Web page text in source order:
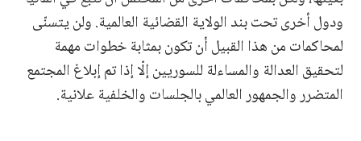
ودول أخرى تحت بند الولاية القضائية العالمية. ولن يتسنّى
لمحاكمات من هذا القبيل أن تكون بمثابة خطوات مهمة
لتحقيق العدالة والمساءلة للسوريين إلّا إذا تم إبلاغ المجتمع
المتضرر والجمهور العالمي بالجلسات والخلفية علانية.